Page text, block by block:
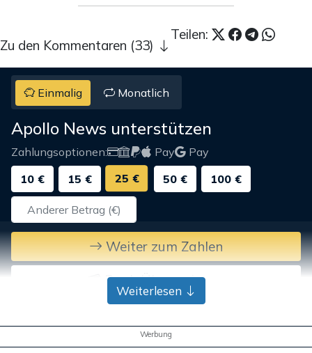
Teilen:
Zu den Kommentaren (33)
Einmalig Monatlich
Apollo News unterstützen
Zahlungsoptionen: Pay
Pay
10 €
15 € 25 € 50 € 100 €
Weiter zum Zahlen
Bank-Überweisung
Weiterlesen
Werbung